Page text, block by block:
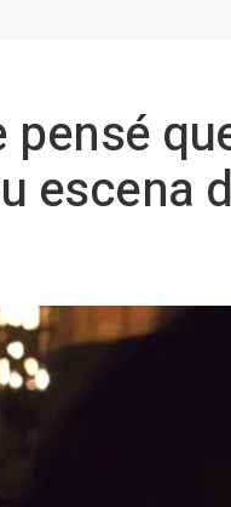
escena